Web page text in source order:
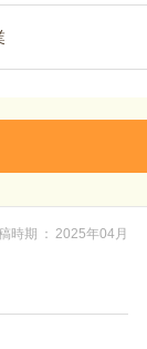
時期 2025年04月